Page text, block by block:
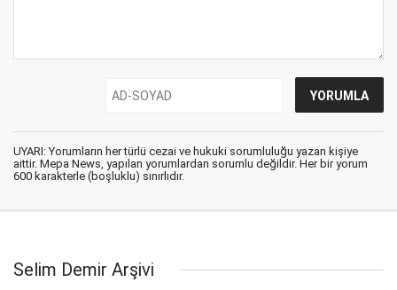
UYARI: Yorumların her türlü cezai ve hukuki sorumluluğu yazan kişiye
aittir. Mepa News, yapılan yorumlardan sorumlu değildir. Her bir yorum
600 karakterle (boşluklu) sınırlıdır.
Selim Demir Arşivi